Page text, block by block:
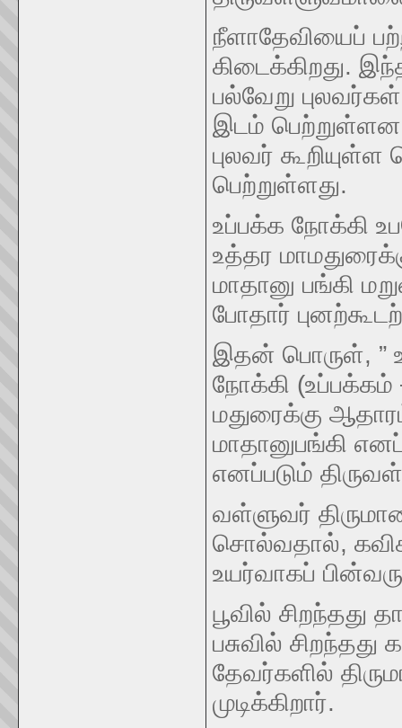
நீளாதேவியைப்
கிடைக்கிறது.
பல்வேறு
இடம்
புலவர்
பெற்றுள்ளது.
உப்பக்க நோக்கி
உத்தர
மாதானு பங்கி
போதார்
இதன் பொருள், ”
நோக்கி
மதுரைக்கு
மாதானுபங்கி
எனப்படும்
வள்ளுவர்
சொல்வதால்,
உயர்வாகப்
பூவில் சிறந்தது
பசுவில்
தேவர்களில்
முடிக்கிறார்.